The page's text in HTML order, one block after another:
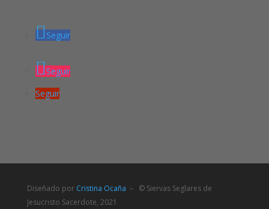
Seguir
Seguir
Seguir
Diseñado por Cristina Ocaña – © Siervas Seglares de
Jesucristo Sacerdote, 2021